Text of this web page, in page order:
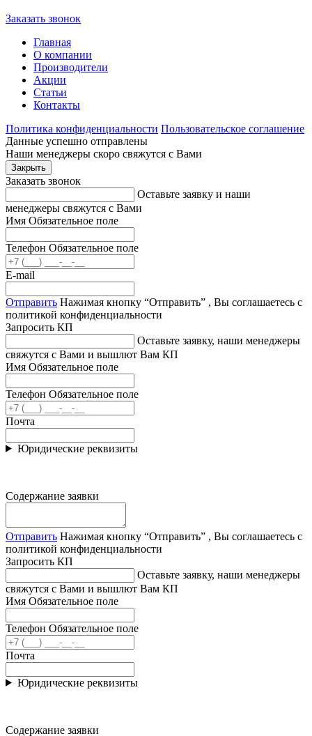
Заказать звонок
Главная
О компании
Производители
Акции
Статьи
Контакты
Политика конфиденциальности Пользовательское соглашение
Данные успешно отправлены
Наши менеджеры скоро свяжутся с Вами
Закрыть
Заказать звонок
Оставьте заявку и наши
менеджеры свяжутся с Вами
Имя Обязательное поле
Телефон Обязательное поле
E-mail
Отправить Нажимая кнопку “Отправить” , Вы соглашаетесь с
политикой конфиденциальности
Запросить КП
Оставьте заявку, наши менеджеры
свяжутся с Вами и вышлют Вам КП
Имя Обязательное поле
Телефон Обязательное поле
Почта
Юридические реквизиты
Содержание заявки
Отправить Нажимая кнопку “Отправить” , Вы соглашаетесь с
политикой конфиденциальности
Запросить КП
Оставьте заявку, наши менеджеры
свяжутся с Вами и вышлют Вам КП
Имя Обязательное поле
Телефон Обязательное поле
Почта
Юридические реквизиты
Содержание заявки